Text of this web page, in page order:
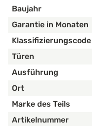
Baujahr
Garantie in Monaten
Klassifizierungscode
Türen
Ausführung
Ort
Marke des Teils
Artikelnummer